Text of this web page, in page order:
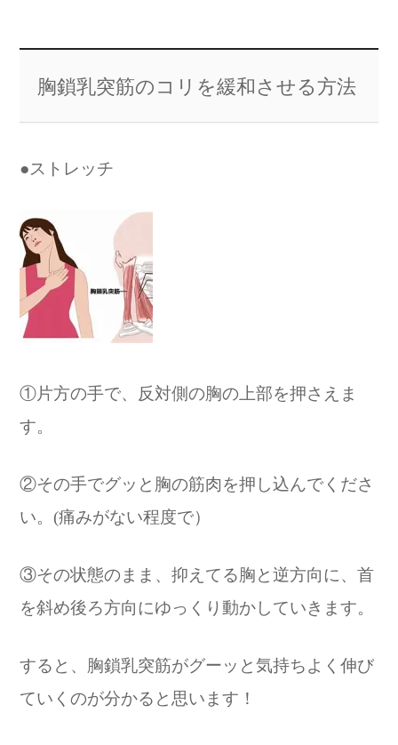
胸鎖乳突筋のコリを緩和させる方法
●ストレッチ
①片方の手で、反対側の胸の上部を押さえま
す。
②その手でグッと胸の筋肉を押し込んでくださ
い。(痛みがない程度で）
③その状態のまま、抑えてる胸と逆方向に、首
を斜め後ろ方向にゆっくり動かしていきます。
すると、胸鎖乳突筋がグーッと気持ちよく伸び
ていくのが分かると思います！